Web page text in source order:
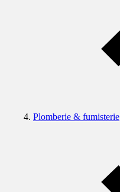
Plomberie & fumisterie